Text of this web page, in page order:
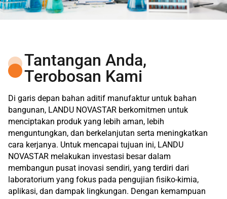
Tantangan Anda,
Terobosan Kami
Di garis depan bahan aditif manufaktur untuk bahan
bangunan, LANDU NOVASTAR berkomitmen untuk
menciptakan produk yang lebih aman, lebih
menguntungkan, dan berkelanjutan serta meningkatkan
cara kerjanya. Untuk mencapai tujuan ini, LANDU
NOVASTAR melakukan investasi besar dalam
membangun pusat inovasi sendiri, yang terdiri dari
laboratorium yang fokus pada pengujian fisiko-kimia,
aplikasi, dan dampak lingkungan. Dengan kemampuan